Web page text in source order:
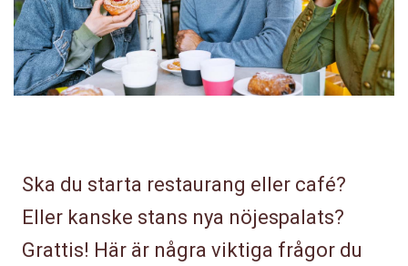
Ska du starta restaurang eller café?
Eller kanske stans nya nöjespalats?
Grattis! Här är några viktiga frågor du